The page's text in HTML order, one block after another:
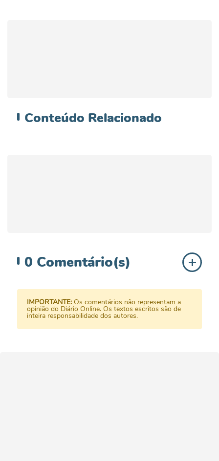
Conteúdo Relacionado
0 Comentário(s)
IMPORTANTE: Os comentários não representam a
opinião do Diário Online. Os textos escritos são de
inteira responsabilidade dos autores.